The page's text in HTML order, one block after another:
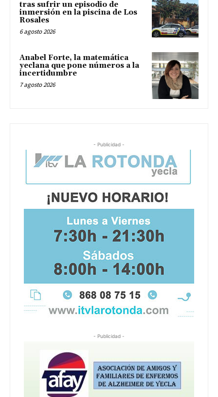
tras sufrir un episodio de
inmersión en la piscina de Los
Rosales
6 agosto 2026
Anabel Forte, la matemática
yeclana que pone números a la
incertidumbre
7 agosto 2026
- Publicidad -
- Publicidad -